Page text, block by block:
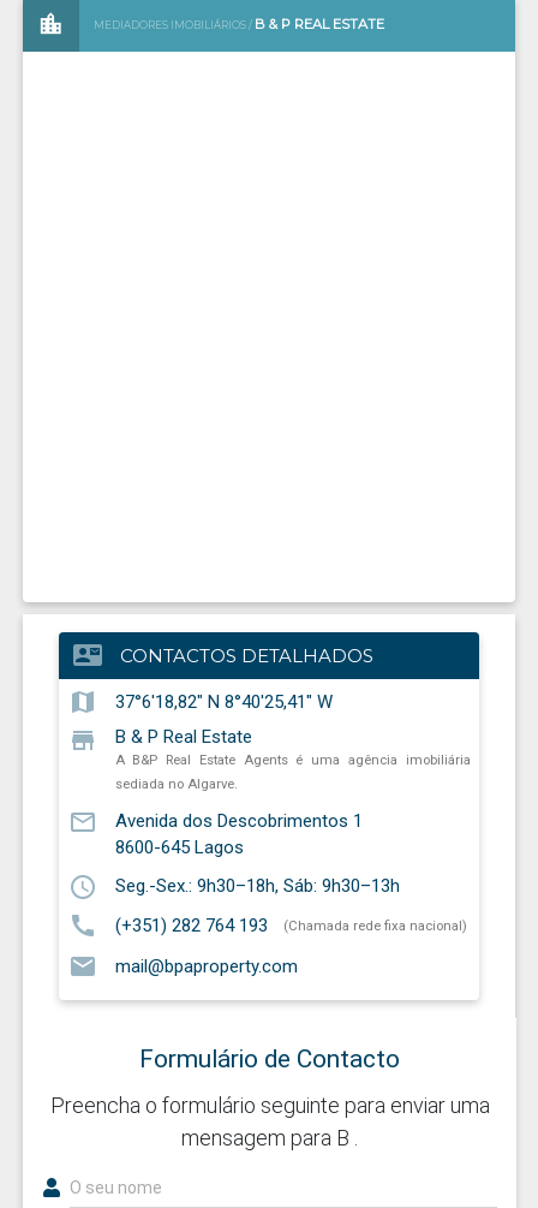
MEDIADORES IMOBILIÁRIOS / B & P REAL ESTATE
contact_mail CONTACTOS DETALHADOS
map 37°6'18,82" N 8°40'25,41" W
store B & P Real Estate
A B&P Real Estate Agents é uma agência imobiliária
sediada no Algarve.
mail_outline
Avenida dos Descobrimentos 1
8600-645 Lagos
schedule Seg.-Sex.: 9h30–18h, Sáb: 9h30–13h
call (+351) 282 764 193 (Chamada rede fixa nacional)
email mail@bpaproperty.com